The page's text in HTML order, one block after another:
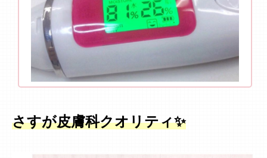
さすが皮膚科クオリティ✨